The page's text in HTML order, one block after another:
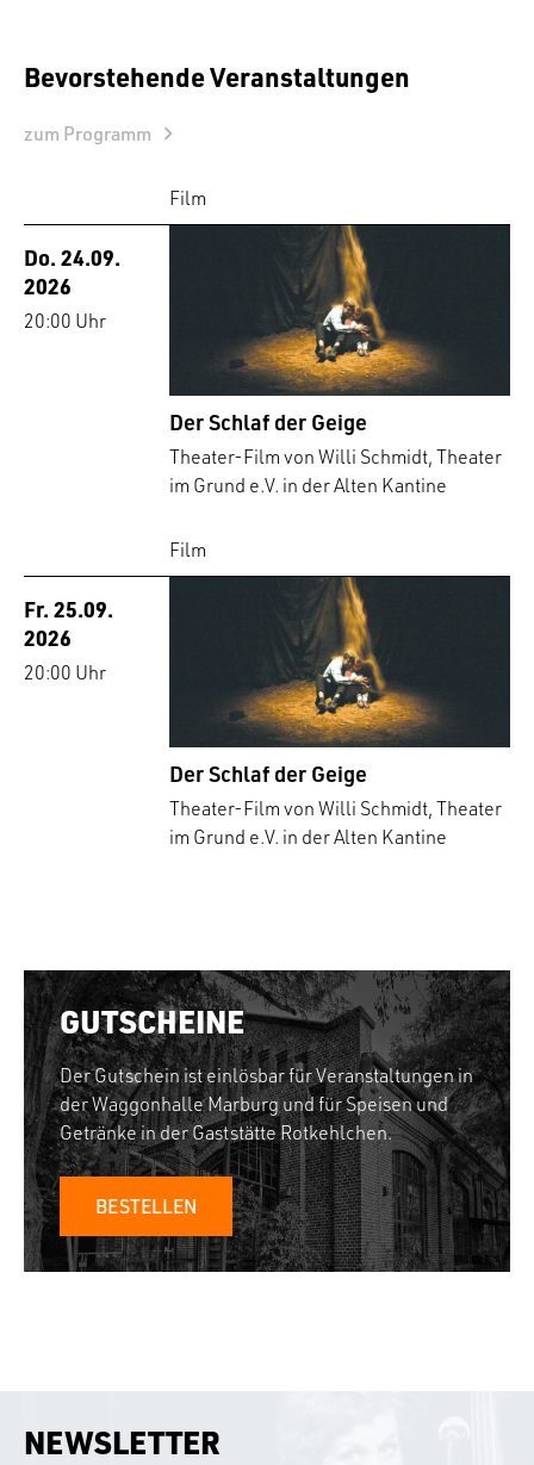
Bevorstehende Veranstaltungen
zum Programm
Film
Do. 24.09.
2026
20:00 Uhr
Der Schlaf der Geige
Theater-Film von Willi Schmidt, Theater
im Grund e.V. in der Alten Kantine
Film
Fr. 25.09.
2026
20:00 Uhr
Der Schlaf der Geige
Theater-Film von Willi Schmidt, Theater
im Grund e.V. in der Alten Kantine
GUTSCHEINE
Der Gutschein ist einlösbar für Veranstaltungen in
der Waggonhalle Marburg und für Speisen und
Getränke in der Gaststätte Rotkehlchen.
BESTELLEN
NEWSLETTER